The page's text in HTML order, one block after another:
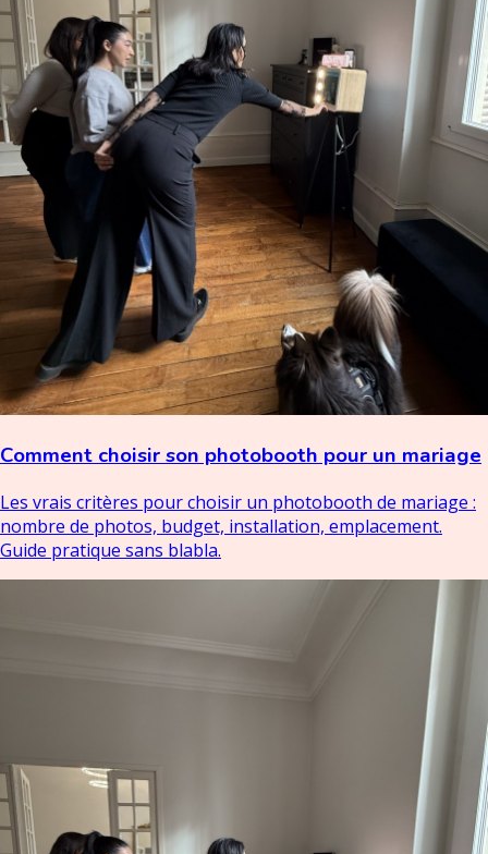
Comment choisir son photobooth pour un mariage
Les vrais critères pour choisir un photobooth de mariage :
nombre de photos, budget, installation, emplacement.
Guide pratique sans blabla.